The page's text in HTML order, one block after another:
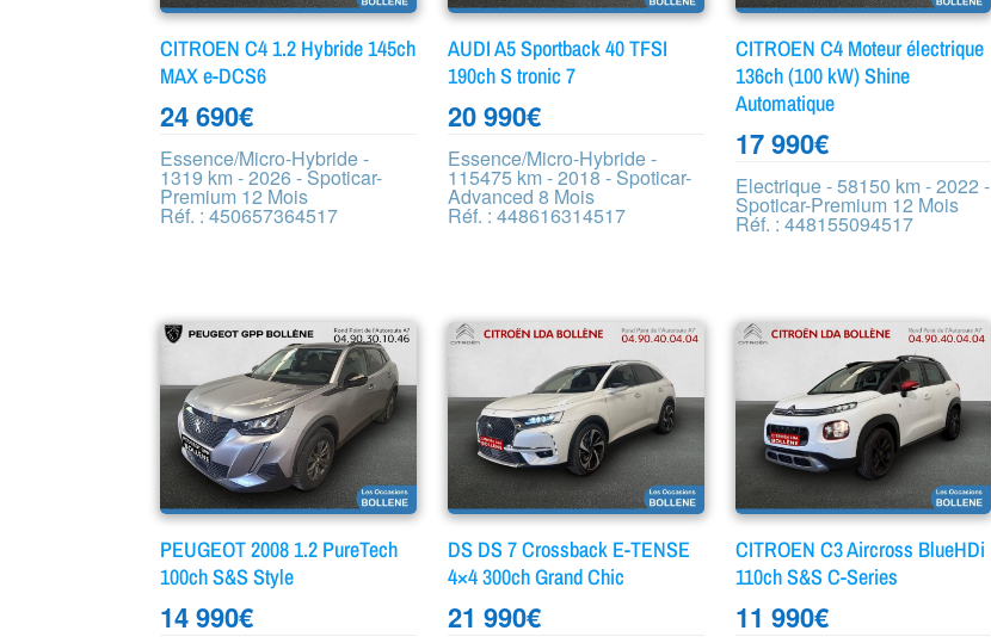
CITROEN C4 1.2 Hybride 145ch
MAX e-DCS6
24 690€
Essence/Micro-Hybride -
1319 km - 2026 - Spoticar-
Premium 12 Mois
Réf. : 450657364517
AUDI A5 Sportback 40 TFSI
190ch S tronic 7
20 990€
Essence/Micro-Hybride -
115475 km - 2018 - Spoticar-
Advanced 8 Mois
Réf. : 448616314517
CITROEN C4 Moteur électrique
136ch (100 kW) Shine
Automatique
17 990€
Electrique - 58150 km - 2022 -
Spoticar-Premium 12 Mois
Réf. : 448155094517
PEUGEOT 2008 1.2 PureTech
100ch S&S Style
14 990€
DS DS 7 Crossback E-TENSE
4×4 300ch Grand Chic
21 990€
CITROEN C3 Aircross BlueHDi
110ch S&S C-Series
11 990€